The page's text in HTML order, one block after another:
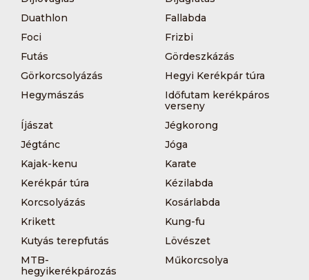
Duathlon
Fallabda
Foci
Frizbi
Futás
Gördeszkázás
Görkorcsolyázás
Hegyi Kerékpár túra
Hegymászás
Időfutam kerékpáros
verseny
Íjászat
Jégkorong
Jégtánc
Jóga
Kajak-kenu
Karate
Kerékpár túra
Kézilabda
Korcsolyázás
Kosárlabda
Krikett
Kung-fu
Kutyás terepfutás
Lövészet
MTB-
hegyikerékpározás
Műkorcsolya